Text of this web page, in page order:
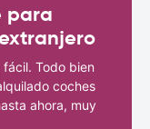
para
Todo bien
coches
ahora, muy